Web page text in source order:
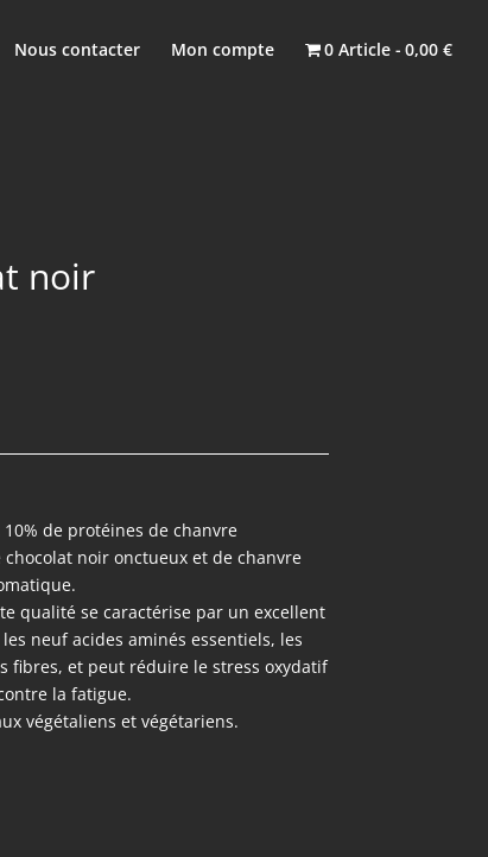
Nous contacter Mon compte 0 Article 0,00 €
noir
10% de protéines de chanvre
noir onctueux et de chanvre
qualité se caractérise par un excellent
neuf acides aminés essentiels, les
fibres, et peut réduire le stress oxydatif
la fatigue.
végétaliens et végétariens.